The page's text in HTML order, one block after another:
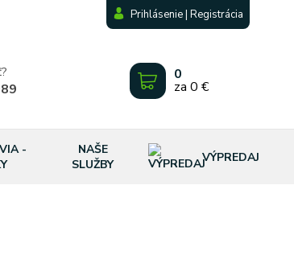
Prihlásenie | Registrácia
0
za 0 €
-
NAŠE
SLUŽBY
VÝPREDAJ